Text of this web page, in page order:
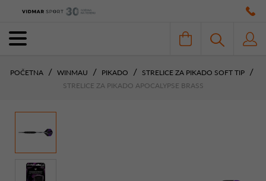
POČETNA WINMAU PIKADO
STRELICE ZA PIKADO SOFT TIP
STRELICE ZA PIKADO APOCALYPSE BRASS